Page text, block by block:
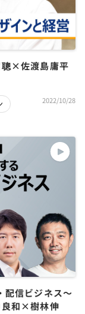
聰×佐渡島庸平
2022/10/28
配信ビジネス〜
和×樹林伸